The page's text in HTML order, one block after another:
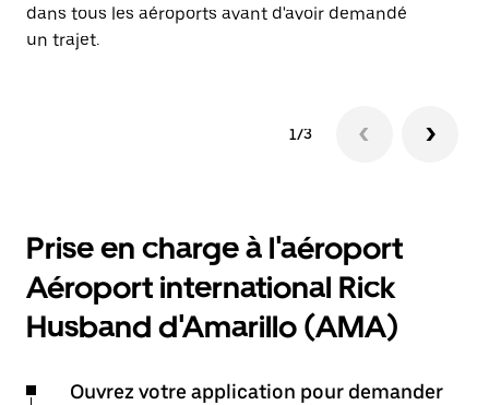
dans tous les aéroports avant d'avoir demandé
un trajet.
1/3
Prise en charge à l'aéroport
Aéroport international Rick
Husband d'Amarillo (AMA)
Ouvrez votre application pour demander